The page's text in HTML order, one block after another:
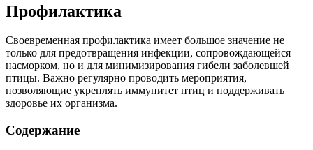
Профилактика
Своевременная профилактика имеет большое значение не
только для предотвращения инфекции, сопровождающейся
насморком, но и для минимизирования гибели заболевшей
птицы. Важно регулярно проводить мероприятия,
позволяющие укреплять иммунитет птиц и поддерживать
здоровье их организма.
Содержание